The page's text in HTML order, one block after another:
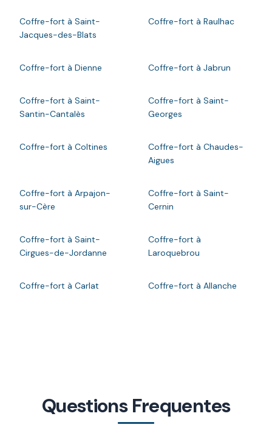
Coffre-fort à Saint-
Jacques-des-Blats
Coffre-fort à Raulhac
Coffre-fort à Dienne Coffre-fort à Jabrun
Coffre-fort à Saint-
Santin-Cantalès
Coffre-fort à Saint-
Georges
Coffre-fort à Coltines
Coffre-fort à Chaudes-
Aigues
Coffre-fort à Arpajon-
sur-Cère
Coffre-fort à Saint-
Cernin
Coffre-fort à Saint-
Cirgues-de-Jordanne
Coffre-fort à
Laroquebrou
Coffre-fort à Carlat Coffre-fort à Allanche
Questions Frequentes